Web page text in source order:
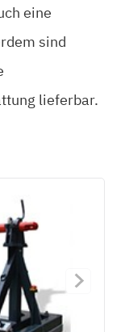
eine
sind
lieferbar.